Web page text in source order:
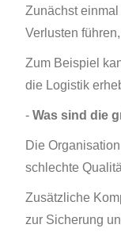
Zunächst
Verlusten
Zum Beispiel
die Logistik
- Was sind die
Die
schlechte
Zusätzliche
zur Sicherung